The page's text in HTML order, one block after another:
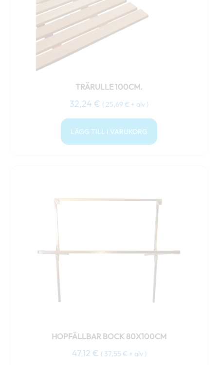
TRÄRULLE 100CM.
32,24 € (25,69 € + alv )
LÄGG TILL I VARUKORG
HOPFÄLLBAR BOCK 80X100CM
47,12 € ( 37,55 € + alv )